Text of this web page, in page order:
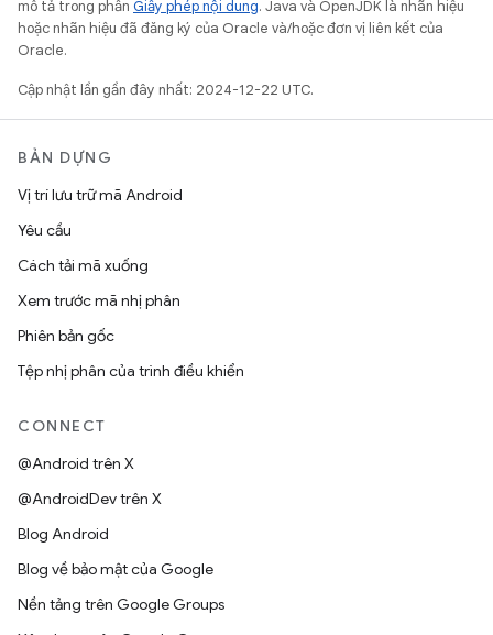
mô tả trong phần Giấy phép nội dung. Java và OpenJDK là nhãn hiệu
hoặc nhãn hiệu đã đăng ký của Oracle và/hoặc đơn vị liên kết của
Oracle.
Cập nhật lần gần đây nhất: 2024-12-22 UTC.
BẢN DỰNG
Vị trí lưu trữ mã Android
Yêu cầu
Cách tải mã xuống
Xem trước mã nhị phân
Phiên bản gốc
Tệp nhị phân của trình điều khiển
CONNECT
@Android trên X
@AndroidDev trên X
Blog Android
Blog về bảo mật của Google
Nền tảng trên Google Groups